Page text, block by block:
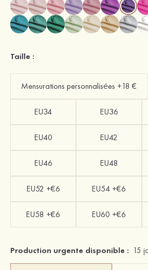
Taille :
Mensurations personnalisées +18 €
EU34 EU36
EU40 EU42
EU46 EU48
EU52 +€6 EU54 +€6
EU58 +€6 EU60 +€6
Production urgente disponible : 15